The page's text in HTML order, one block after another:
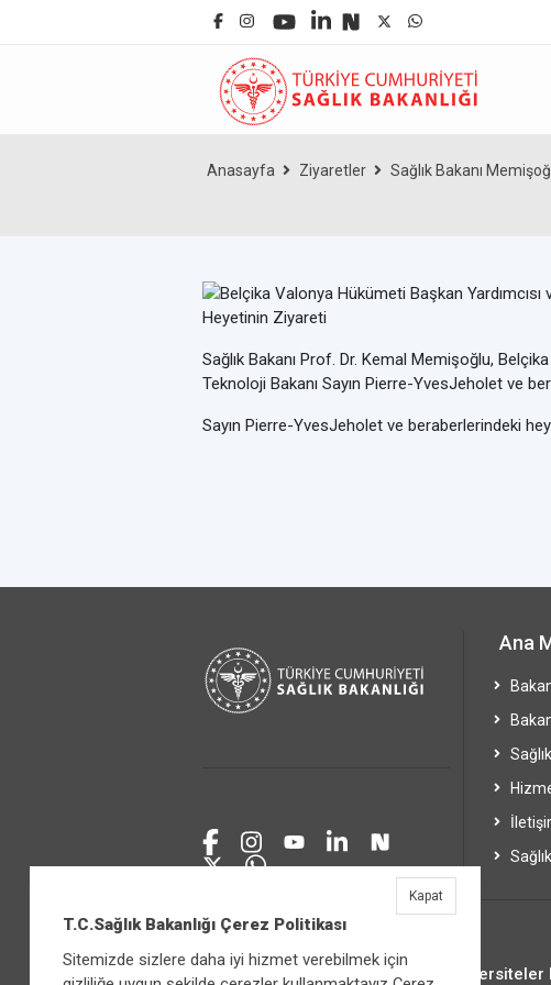
Anasayfa Ziyaretler Sağlık Bakanı
Sağlık Bakanı Prof. Dr. Kemal Memişoğlu,
Teknoloji Bakanı Sayın Pierre-YvesJeholet ve
Sayın Pierre-YvesJeholet ve beraberlerindeki
Ana
T.C.Sağlık Bakanlığı Çerez Politikası
Sitemizde sizlere daha iyi hizmet verebilmek için
Kapat